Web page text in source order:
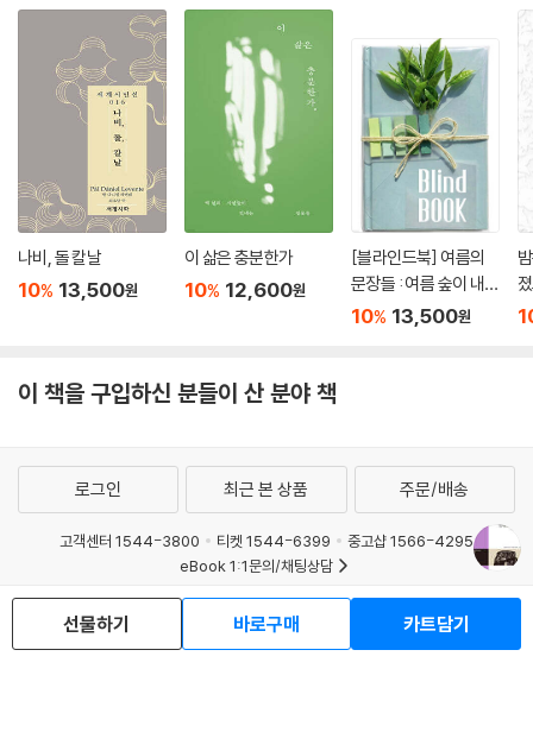
나비, 돌 칼날
10% 13,500원
이 삶은 충분한가
10% 12,600원
[블라인드북] 여름의
문장들 : 여름 숲이 내뿜
는 냄새. 비가 내리면 그
10% 13,500원
이 책을 구입하신 분들이 산 분야 책
선물하기 바로구매 카트담기
로그인 최근 본 상품 주문/배송
고객센터 1544-3800 티켓 1544-6399
중고샵 1566-4295
eBook 1:1문의/채팅상담
예스이십사(주) 사업자 정보
이용약관
개인정보처리방침
청소년보호정책